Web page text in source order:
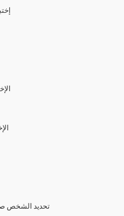
4-
(14) تحديد